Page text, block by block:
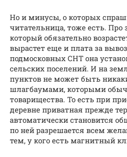
Но и минусы, о которых
читательница, тоже есть.
который обязательно
вырастет еще и плата за
подмосковных СНТ она
сельских поселений. И на
пунктов не может быть
шлагбаумами, которыми
товарищества. То есть при
деревне приватная прежде
автоматически становится
по ней разрешается всем
тем, у кого есть магнитный